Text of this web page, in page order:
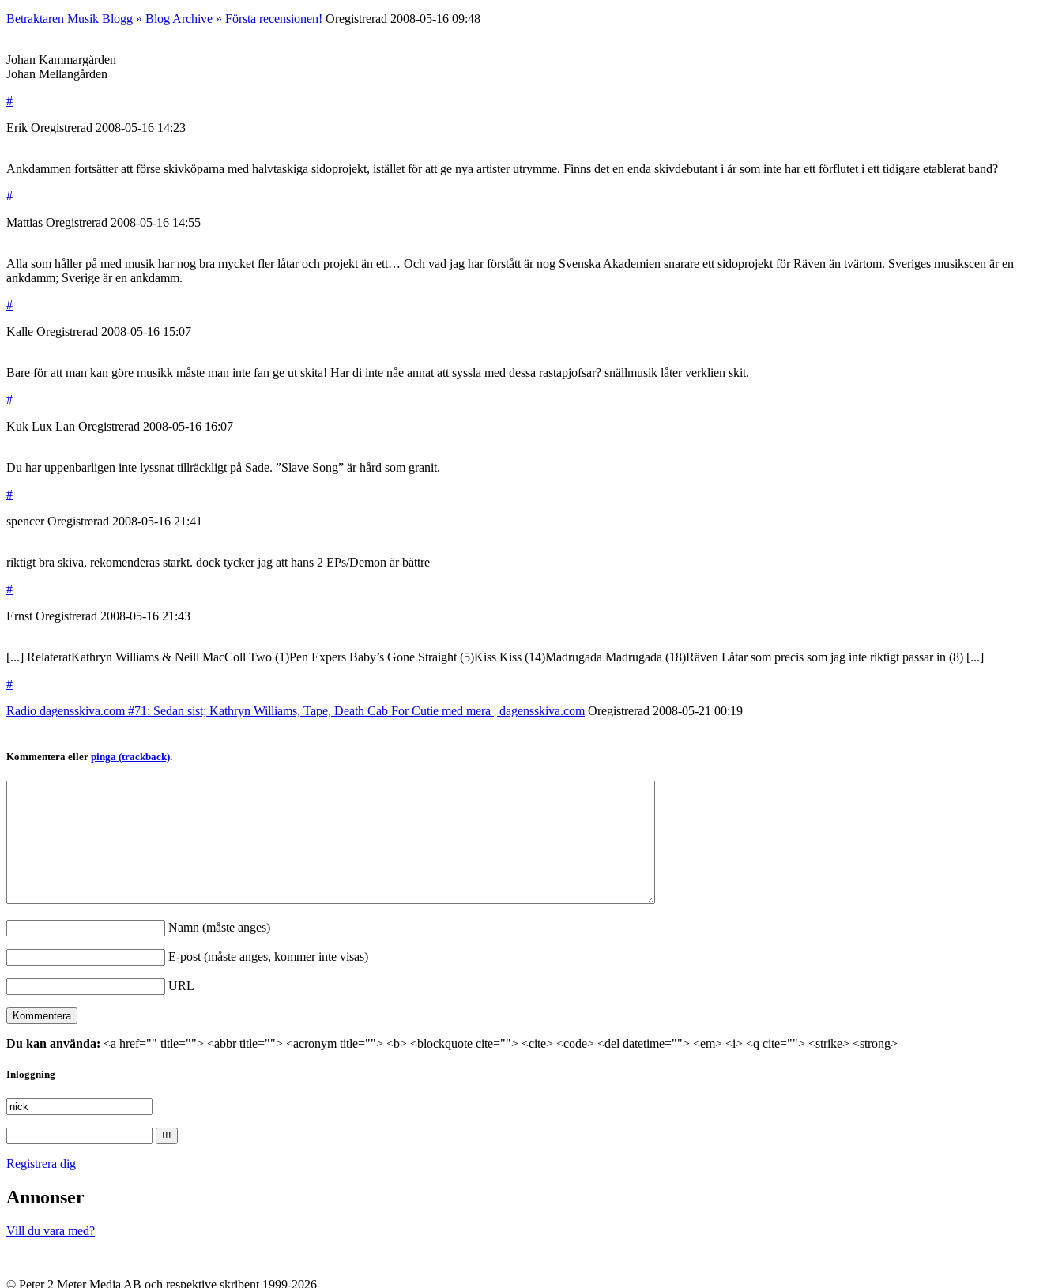
Betraktaren Musik Blogg » Blog Archive » Första recensionen! Oregistrerad 2008-05-16 09:48
Johan Kammargården
Johan Mellangården
#
Erik Oregistrerad 2008-05-16 14:23
Ankdammen fortsätter att förse skivköparna med halvtaskiga sidoprojekt, istället för att ge nya artister utrymme. Finns det en enda skivdebutant i år som inte har ett förflutet i ett tidigare etablerat band?
#
Mattias Oregistrerad 2008-05-16 14:55
Alla som håller på med musik har nog bra mycket fler låtar och projekt än ett… Och vad jag har förstått är nog Svenska Akademien snarare ett sidoprojekt för Räven än tvärtom. Sveriges musikscen är en
ankdamm; Sverige är en ankdamm.
#
Kalle Oregistrerad 2008-05-16 15:07
Bare för att man kan göre musikk måste man inte fan ge ut skita! Har di inte nåe annat att syssla med dessa rastapjofsar? snällmusik låter verklien skit.
#
Kuk Lux Lan Oregistrerad 2008-05-16 16:07
Du har uppenbarligen inte lyssnat tillräckligt på Sade. ”Slave Song” är hård som granit.
#
spencer Oregistrerad 2008-05-16 21:41
riktigt bra skiva, rekomenderas starkt. dock tycker jag att hans 2 EPs/Demon är bättre
#
Ernst Oregistrerad 2008-05-16 21:43
[...] RelateratKathryn Williams & Neill MacColl Two (1)Pen Expers Baby’s Gone Straight (5)Kiss Kiss (14)Madrugada Madrugada (18)Räven Låtar som precis som jag inte riktigt passar in (8) [...]
#
Radio dagensskiva.com #71: Sedan sist; Kathryn Williams, Tape, Death Cab For Cutie med mera | dagensskiva.com Oregistrerad 2008-05-21 00:19
Kommentera eller pinga (trackback).
Namn (måste anges)
E-post (måste anges, kommer inte visas)
URL
Du kan använda: <a href="" title=""> <abbr title=""> <acronym title=""> <b> <blockquote cite=""> <cite> <code> <del datetime=""> <em> <i> <q cite=""> <strike> <strong>
Inloggning
Registrera dig
Annonser
Vill du vara med?
© Peter 2 Meter Media AB och respektive skribent 1999-2026